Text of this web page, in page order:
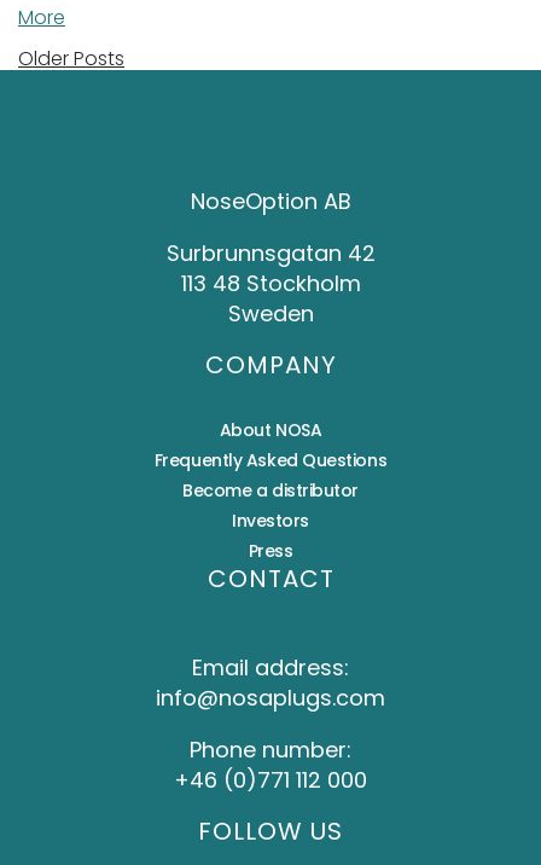
More
Older Posts
NoseOption AB
Surbrunnsgatan 42
113 48 Stockholm
Sweden
COMPANY
About NOSA
Frequently Asked Questions
Become a distributor
Investors
Press
CONTACT
Email address:
info@nosaplugs.com
Phone number:
+46 (0)771 112 000
FOLLOW US